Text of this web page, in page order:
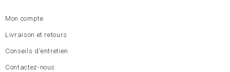
Mon compte
Livraison et retours
Conseils d'entretien
Contactez-nous